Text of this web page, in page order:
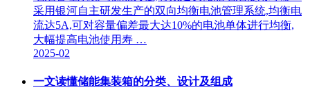
采用银河自主研发生产的双向均衡电池管理系统,均衡电
流达5A,可对容量偏差最大达10%的电池单体进行均衡,
大幅提高电池使用寿 …
2025-02
一文读懂储能集装箱的分类、设计及组成